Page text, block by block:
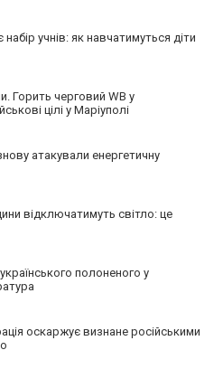
учнів: як навчатимуться діти
Горить черговий WB у
цілі у Маріуполі
атакували енергетичну
відключатимуть світло: це
полоненого у
оскаржує визнане російськими